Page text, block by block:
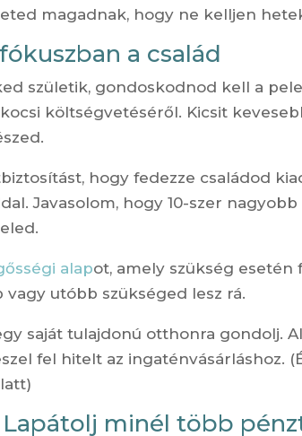
magadnak, hogy ne kelljen
a család
születik, gondoskodnod kell a
költségvetéséről. Kicsit
hogy fedezze családod
Javasolom, hogy 10-szer
alapot, amely szükség esetén
vagy utóbb szükséged lesz rá.
saját tulajdonú otthonra gondolj.
fel hitelt az ingaténvásárláshoz.
Lapátolj minél több